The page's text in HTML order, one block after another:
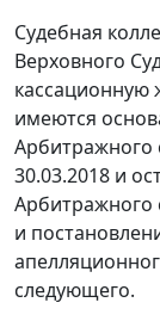
Судебная
Верховного
кассационную
имеются
Арбитражного
30.03.2018 и
Арбитражного
и
следующего.